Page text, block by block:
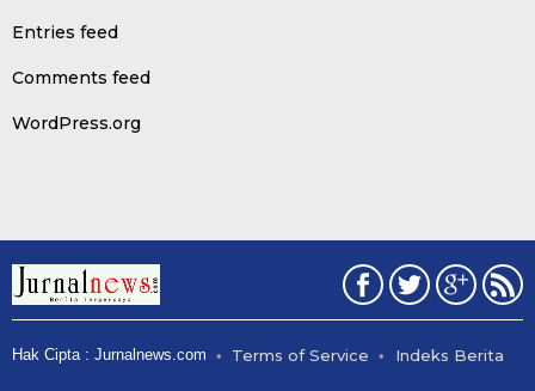
Entries feed
Comments feed
WordPress.org
Hak Cipta : Jurnalnews.com Terms of Service Indeks Berita